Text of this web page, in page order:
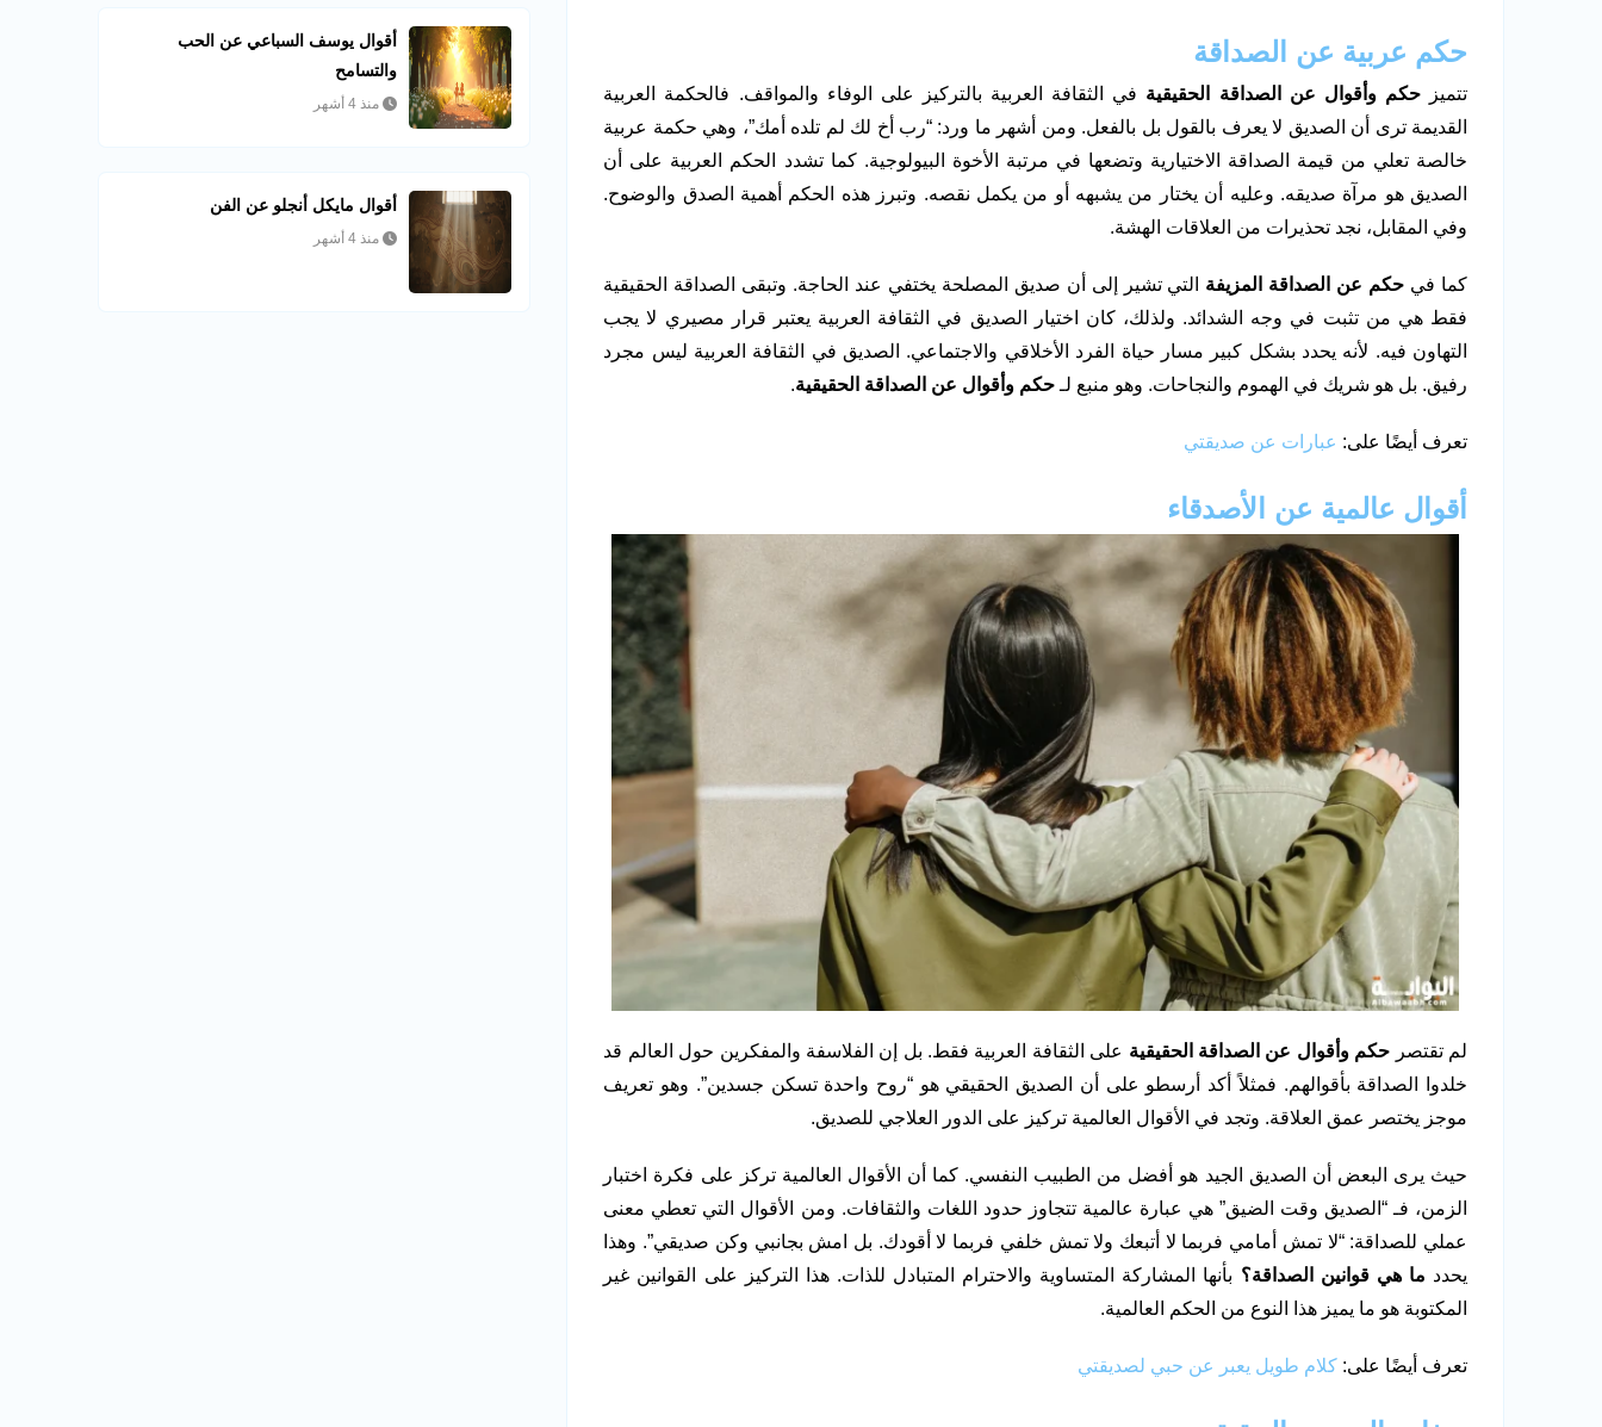
حكم عربية عن الصداقة
تتميزحكم وأقوال عن الصداقة الحقيقية في الثقافة العربية بالتركيز على الوفاء والمواقف. فالحكمة العربية
القديمة ترى أن الصديق لا يعرف بالقول بل بالفعل. ومن أشهر ما ورد: “رب أخ لك لم تلده أمك”، وهي حكمة عربية
خالصة تعلي من قيمة الصداقة الاختيارية وتضعها في مرتبة الأخوة البيولوجية. كما تشدد الحكم العربية على أن
الصديق هو مرآة صديقه. وعليه أن يختار من يشبهه أو من يكمل نقصه. وتبرز هذه الحكم أهمية الصدق والوضوح.
وفي المقابل، نجد تحذيرات من العلاقات الهشة.
كما في حكم عن الصداقة المزيفة التي تشير إلى أن صديق المصلحة يختفي عند الحاجة. وتبقى الصداقة الحقيقية
فقط هي من تثبت في وجه الشدائد. ولذلك، كان اختيار الصديق في الثقافة العربية يعتبر قرار مصيري لا يجب
التهاون فيه. لأنه يحدد بشكل كبير مسار حياة الفرد الأخلاقي والاجتماعي. الصديق في الثقافة العربية ليس مجرد
رفيق. بل هو شريك في الهموم والنجاحات. وهو منبع لـ حكم وأقوال عن الصداقة الحقيقية.
تعرف أيضًا على: عبارات عن صديقتي
أقوال عالمية عن الأصدقاء
لم تقتصر حكم وأقوال عن الصداقة الحقيقية على الثقافة العربية فقط. بل إن الفلاسفة والمفكرين حول العالم قد
خلدوا الصداقة بأقوالهم. فمثلاً أكد أرسطو على أن الصديق الحقيقي هو “روح واحدة تسكن جسدين”. وهو تعريف
موجز يختصر عمق العلاقة. وتجد في الأقوال العالمية تركيز على الدور العلاجي للصديق.
حيث يرى البعض أن الصديق الجيد هو أفضل من الطبيب النفسي. كما أن الأقوال العالمية تركز على فكرة اختبار
الزمن، فـ “الصديق وقت الضيق” هي عبارة عالمية تتجاوز حدود اللغات والثقافات. ومن الأقوال التي تعطي معنى
عملي للصداقة: “لا تمش أمامي فربما لا أتبعك ولا تمش خلفي فربما لا أقودك. بل امش بجانبي وكن صديقي”. وهذا
يحدد ما هي قوانين الصداقة؟ بأنها المشاركة المتساوية والاحترام المتبادل للذات. هذا التركيز على القوانين غير
المكتوبة هو ما يميز هذا النوع من الحكم العالمية.
تعرف أيضًا على: كلام طويل يعبر عن حبي لصديقتي
أقوال يوسف السباعي عن الحب
والتسامح
منذ 4 أشهر
أقوال مايكل أنجلو عن الفن
منذ 4 أشهر